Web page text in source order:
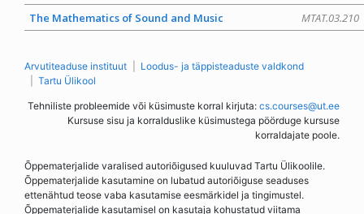
MTAT.03.210
The Mathematics of Sound and Music
Arvutiteaduse instituut
Loodus- ja täppisteaduste valdkond
Tartu Ülikool
Tehniliste probleemide või küsimuste korral kirjuta: cs.courses@ut.ee
Kursuse sisu ja korralduslike küsimustega pöörduge kursuse
korraldajate poole.
Õppematerjalide varalised autoriõigused kuuluvad Tartu Ülikoolile.
Õppematerjalide kasutamine on lubatud autoriõiguse seaduses
ettenähtud teose vaba kasutamise eesmärkidel ja tingimustel.
Õppematerjalide kasutamisel on kasutaja kohustatud viitama